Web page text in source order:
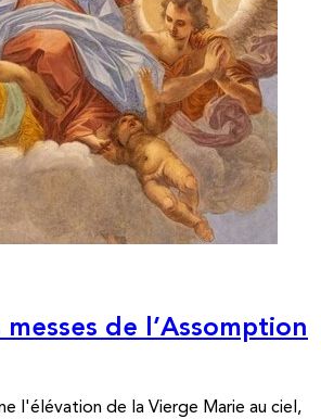
de l’Assomption
l'élévation de la Vierge Marie au ciel,